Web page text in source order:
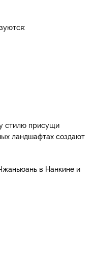
стилю присущи
ландшафтах создают
в Нанкине и